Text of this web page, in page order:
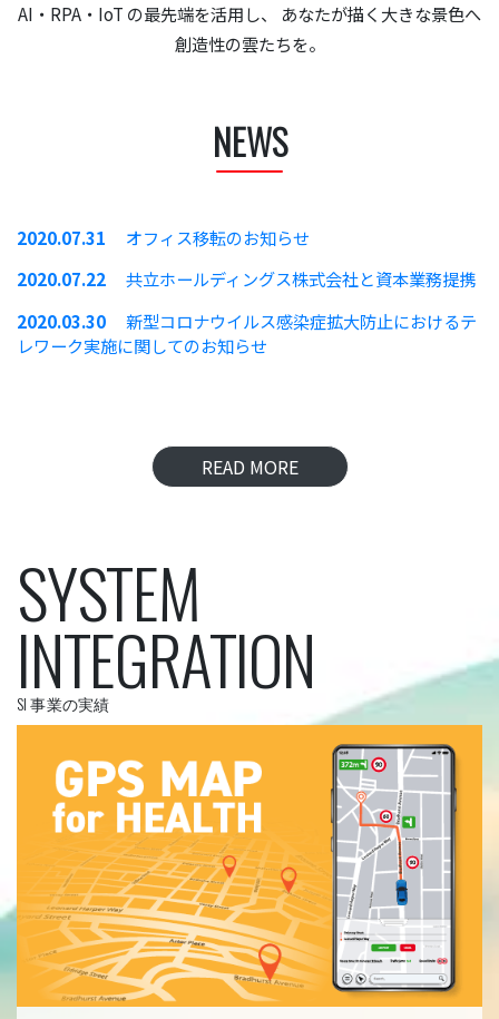
AI・RPA・IoT の最先端を活用し、 あなたが描く大きな景色へ
創造性の雲たちを。
NEWS
2020.07.31
オフィス移転のお知らせ
2020.07.22
共立ホールディングス株式会社と資本業務提携
2020.03.30
新型コロナウイルス感染症拡大防止におけるテ
レワーク実施に関してのお知らせ
READ MORE
SYSTEM
INTEGRATION
SI 事業の実績